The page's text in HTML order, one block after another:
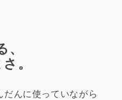
、
。
だんに使っていながら